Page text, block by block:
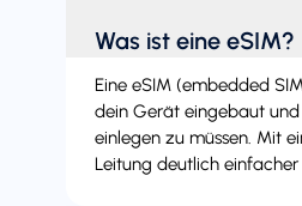
Was ist eine eSIM?
Eine eSIM (embedded
dein Gerät eingebaut
einlegen zu müssen. Mit
Leitung deutlich